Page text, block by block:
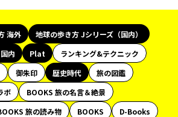
海外
地球の歩き方 Jシリーズ（国内）
内 Plat
ランキング&テクニック
御朱印 歴史時代
旅の図鑑
ボ
BOOKS 旅の名言＆絶景
旅の読み物 BOOKS
D-Books